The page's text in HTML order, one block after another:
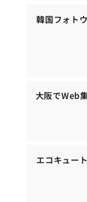
韓国フォト
大阪でWeb
エコキュー